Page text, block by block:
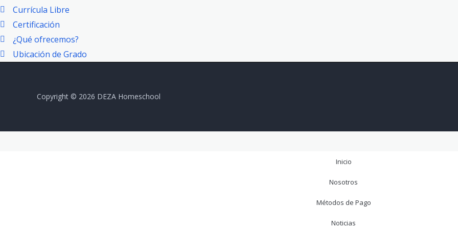
Currícula Libre
Certificación
¿Qué ofrecemos?
Ubicación de Grado
Copyright © 2026 DEZA Homeschool
Inicio
Nosotros
Métodos de Pago
Noticias